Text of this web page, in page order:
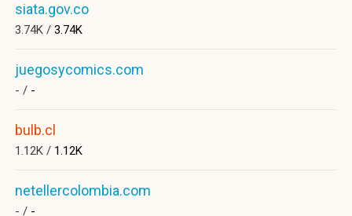
siata.gov.co
3.74K / 3.74K
juegosycomics.com
- / -
bulb.cl
1.12K / 1.12K
netellercolombia.com
- / -